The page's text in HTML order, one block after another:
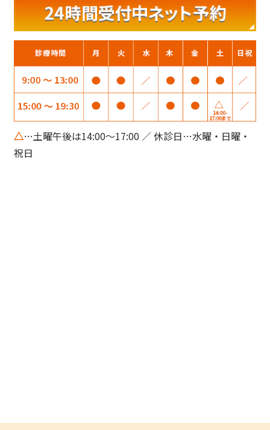
△…土曜午後は14:00～17:00 ／ 休診日…水曜・日曜・
祝日